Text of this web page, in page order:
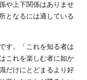
や上下関係はありませ
となるには適している
す。「これを知る者は
これを楽しむ者に如か
だけにとどまるより好